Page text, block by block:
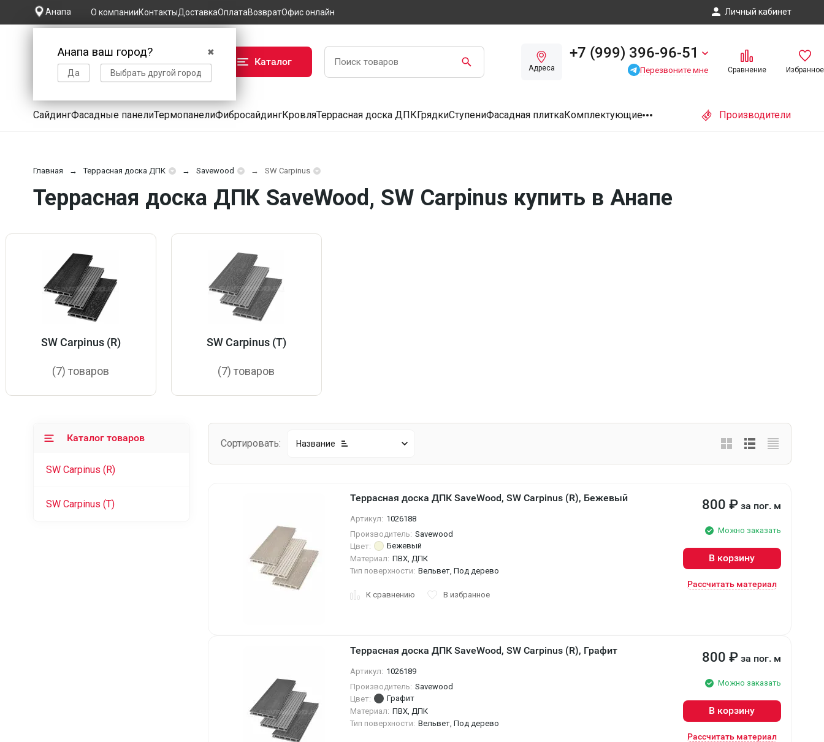
Анапа
✖
Анапа ваш город?
Да Выбрать другой город
О компанииКонтактыДоставкаОплатаВозвратОфис онлайн Личный кабинет
Каталог
Адреса
+7 (999) 396-96-51
Перезвоните мне Сравнение Избранное
СайдингФасадные панелиТермопанелиФибросайдингКровляТеррасная доска ДПКГрядкиСтупениФасадная плиткаКомплектующие Производители
Главная Террасная доска ДПК Savewood SW Carpinus
Террасная доска ДПК SaveWood, SW Carpinus купить в Анапе
SW Carpinus (R)
(7) товаров
SW Carpinus (T)
(7) товаров
Сортировать: Название
Террасная доска ДПК SaveWood, SW Carpinus (R), Бежевый
Артикул: 1026188
Производитель: Savewood
Цвет:
Бежевый
Материал: ПВХ, ДПК
Тип поверхности: Вельвет, Под дерево
К сравнению В избранное
800 ₽ за пог. м
Можно заказать
В корзину
Рассчитать материал
Террасная доска ДПК SaveWood, SW Carpinus (R), Графит
Артикул: 1026189
Производитель: Savewood
Цвет:
Графит
Материал: ПВХ, ДПК
Тип поверхности: Вельвет, Под дерево
800 ₽ за пог. м
Можно заказать
В корзину
Рассчитать материал
Каталог товаров
SW Carpinus (R)
SW Carpinus (T)